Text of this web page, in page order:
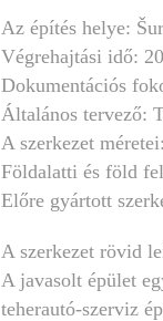
Az építés helye:
Végrehajtási idő:
Dokumentációs
Általános tervező:
A szerkezet méretei:
Földalatti és föld
Előre gyártott
A szerkezet rövid
A javasolt épület
teherautó-szerviz